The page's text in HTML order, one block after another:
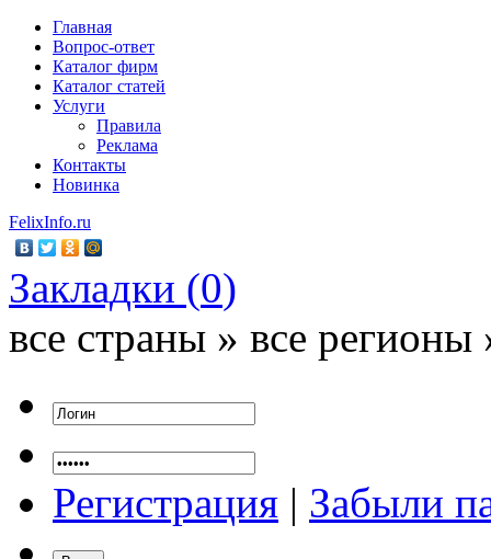
Главная
Вопрос-ответ
Каталог фирм
Каталог статей
Услуги
Правила
Реклама
Контакты
Новинка
FelixInfo.ru
Закладки (0)
все страны » все регионы
Регистрация | Забыли